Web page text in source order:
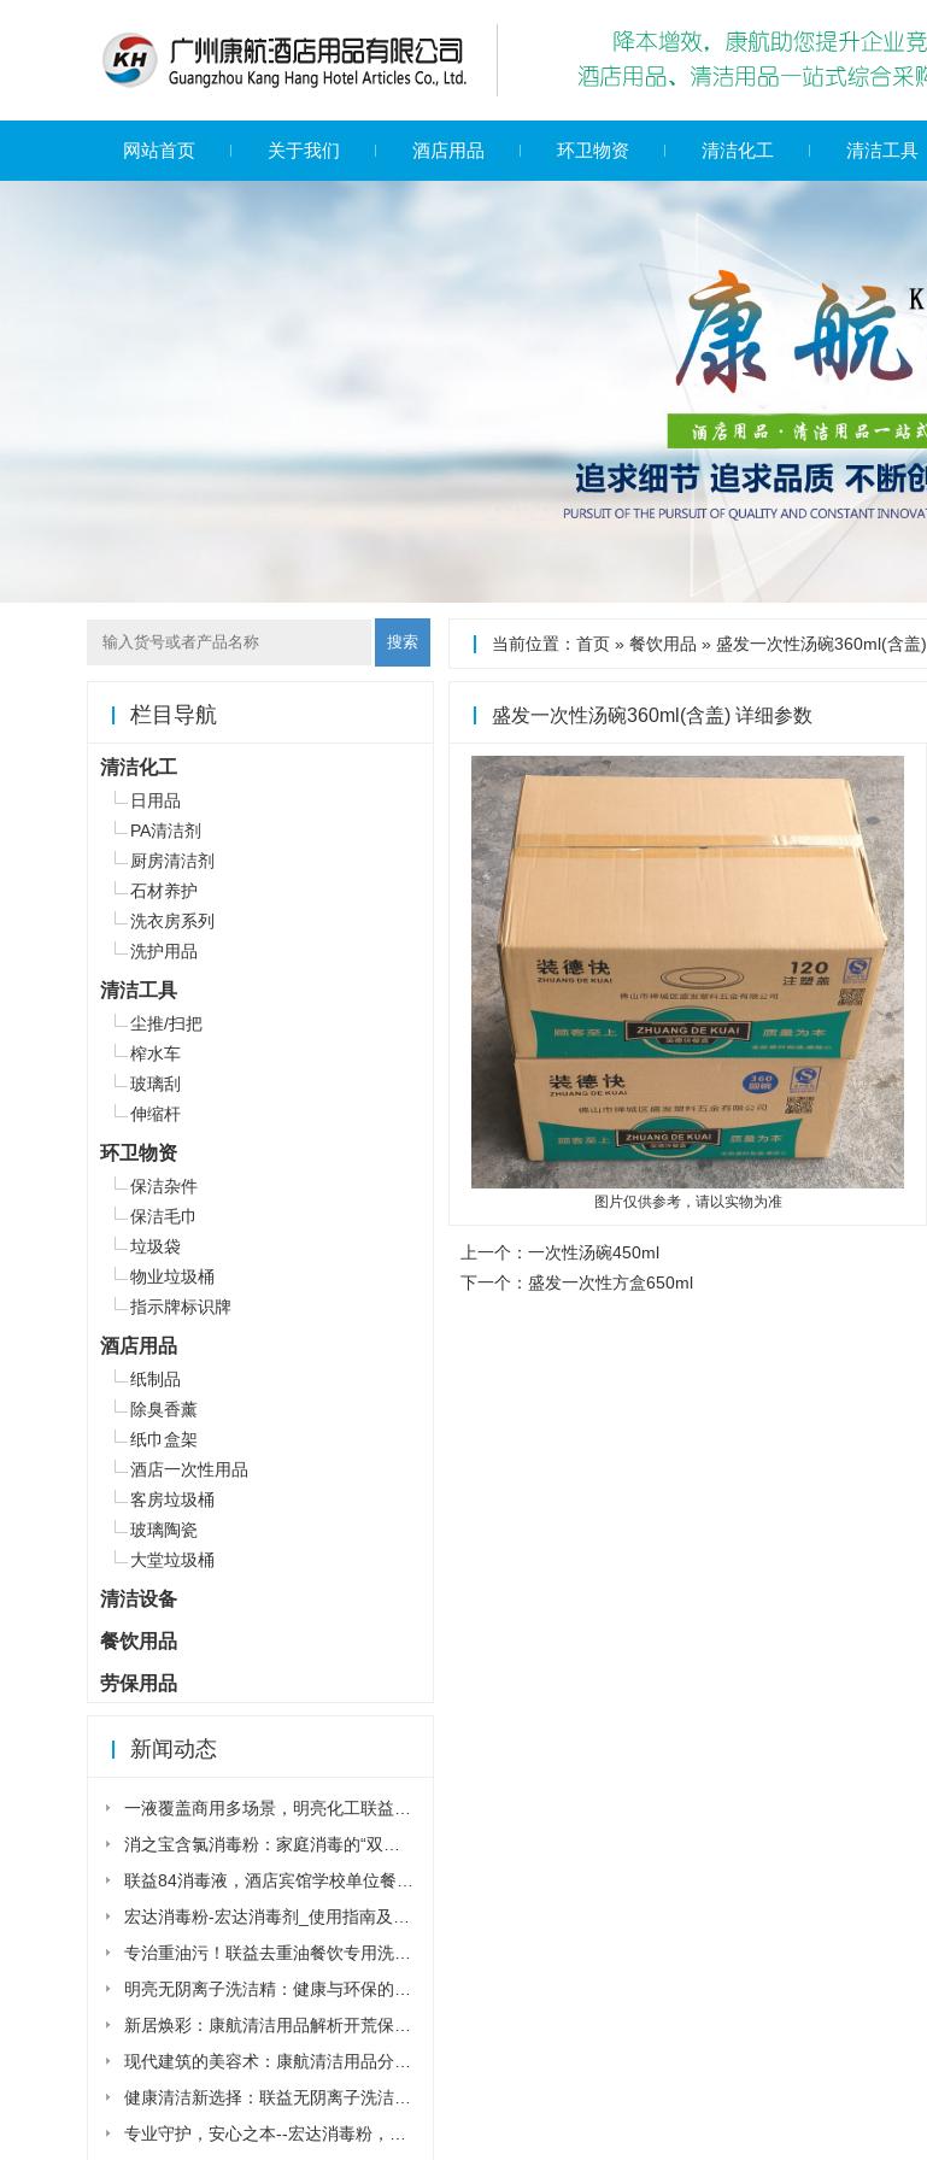
网站首页 关于我们 酒店用品 环卫物资 清洁化工 清洁工具
搜索 当前位置： 首页 » 餐饮用品 » 盛发一次性汤碗360ml(含盖)
盛发一次性汤碗360ml(含盖) 详细参数
图片仅供参考，请以实物为准
上一个： 一次性汤碗450ml
下一个： 盛发一次性方盒650ml
栏目导航
清洁化工
日用品
PA清洁剂
厨房清洁剂
石材养护
洗衣房系列
洗护用品
清洁工具
尘推/扫把
榨水车
玻璃刮
伸缩杆
环卫物资
保洁杂件
保洁毛巾
垃圾袋
物业垃圾桶
指示牌标识牌
酒店用品
纸制品
除臭香薰
纸巾盒架
酒店一次性用品
客房垃圾桶
玻璃陶瓷
大堂垃圾桶
清洁设备
餐饮用品
劳保用品
新闻动态